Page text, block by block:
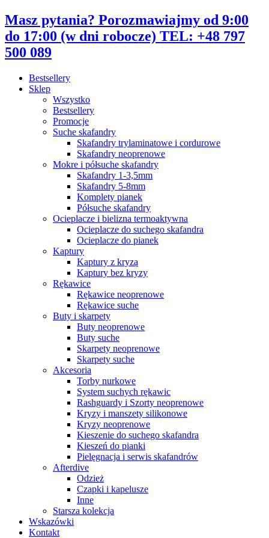
Przejdź
do
treści
Masz pytania? Porozmawiajmy od 9:00
do 17:00 (w dni robocze) TEL: +48 797
500 089
Bestsellery
Sklep
Wszystko
Bestsellery
Promocje
Suche skafandry
Skafandry trylaminatowe i cordurowe
Skafandry neoprenowe
Mokre i półsuche skafandry
Skafandry 1-3,5mm
Skafandry 5-8mm
Komplety pianek
Półsuche skafandry
Ocieplacze i bielizna termoaktywna
Ocieplacze do suchego skafandra
Ocieplacze do pianek
Kaptury
Kaptury z kryzą
Kaptury bez kryzy
Rękawice
Rękawice neoprenowe
Rękawice suche
Buty i skarpety
Buty neoprenowe
Buty suche
Skarpety neoprenowe
Skarpety suche
Akcesoria
Torby nurkowe
System suchych rękawic
Rashguardy i Szorty neoprenowe
Kryzy i manszety silikonowe
Kryzy neoprenowe
Kieszenie do suchego skafandra
Kieszeń do pianki
Pielęgnacja i serwis skafandrów
Afterdive
Odzież
Czapki i kapelusze
Inne
Starsza kolekcja
Wskazówki
Kontakt